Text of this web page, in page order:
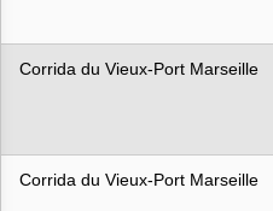
Corrida du Vieux-Port Marseille
Corrida du Vieux-Port Marseille